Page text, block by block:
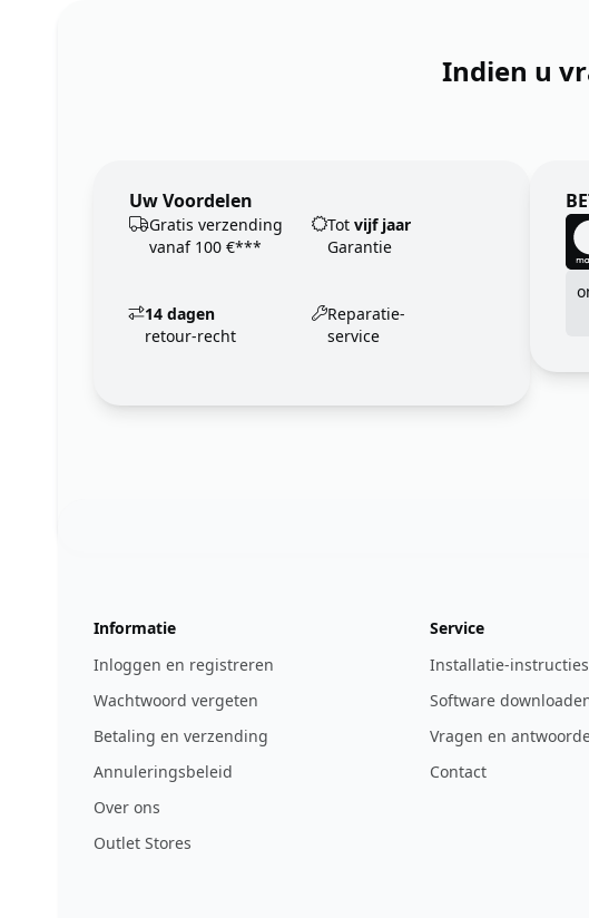
Indien u
Uw Voordelen
Gratis verzending
vanaf 100 €***
Tot vijf jaar
Garantie
14 dagen
retour-recht
Reparatie-
service
Informatie
Inloggen en registreren
Wachtwoord vergeten
Betaling en verzending
Annuleringsbeleid
Over ons
Outlet Stores
Service
Installatie-instructies
Software
Vragen en
Contact